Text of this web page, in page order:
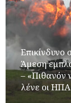
Επικίνδυνο
Άμεση
– «Πιθανόν
λένε οι ΗΠΑ